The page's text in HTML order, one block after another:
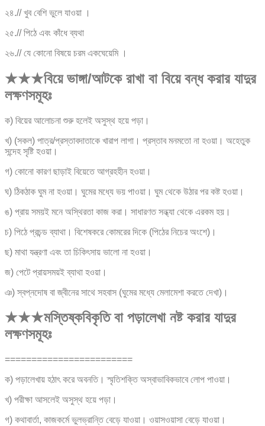
২৪.// খুব বেশি ভুলে যাওয়া ।
২৫.// পিঠে এবং কাঁধে ব্যথা
২৬.// যে কোনো বিষয়ে চরম একঘেয়েমি ।
★★★বিয়ে ভাঙ্গা/আটকে রাখা বা বিয়ে বন্ধ করার যাদুর
লক্ষণসমূহঃ
ক) বিয়ের আলোচনা শুরু হলেই অসুস্থ হয়ে পড়া।
খ) (সকল) পাত্র/প্রস্তাবদাতাকে খারাপ লাগা। প্রস্তাব মনমতো না হওয়া। অহেতুক
সন্দেহ সৃষ্টি হওয়া।
গ) কোনো কারণ ছাড়াই বিয়েতে আগ্রহহীন হওয়া।
ঘ) ঠিকঠাক ঘুম না হওয়া। ঘুমের মধ্যে ভয় পাওয়া। ঘুম থেকে উঠার পর কষ্ট হওয়া।
ঙ) প্রায় সময়ই মনে অস্থিরতা কাজ করা। সাধারণত সন্ধ্যা থেকে এরকম হয়।
চ) পিঠে প্রচন্ড ব্যাথা। বিশেষকরে কোমরের দিকে (পিঠের নিচের অংশে)।
ছ) মাথা যন্ত্রণা এবং তা চিকিৎসায় ভালো না হওয়া।
জ) পেটে প্রায়সময়ই ব্যাথা হওয়া।
ঞ) স্বপ্নদোষ বা জ্বীনের সাথে সহবাস (ঘুমের মধ্যে মেলামেশা করতে দেখা)।
★★★মস্তিষ্কবিকৃতি বা পড়ালেখা নষ্ট করার যাদুর
লক্ষণসমূহঃ
========================
ক) পড়ালেখায় হঠাৎ করে অবনতি। স্মৃতিশক্তি অস্বাভাবিকভাবে লোপ পাওয়া।
খ) পরীক্ষা আসলেই অসুস্থ হয়ে পড়া।
গ) কথাবার্তা, কাজকর্মে ভুলভ্রান্তি বেড়ে যাওয়া। ওয়াসওয়াসা বেড়ে যাওয়া।